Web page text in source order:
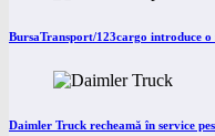
BursaTransport/123cargo introduce
Daimler Truck recheamă în service